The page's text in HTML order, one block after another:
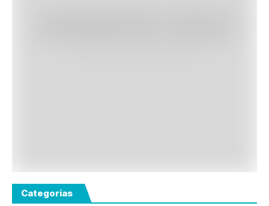
Categorias